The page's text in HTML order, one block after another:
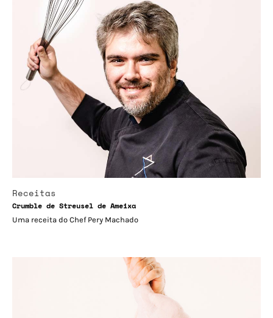
Receitas
Crumble de Streusel de Ameixa
Uma receita do Chef Pery Machado